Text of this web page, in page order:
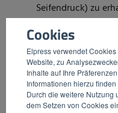
Cookies
Elpress verwendet
Website, zu
Inhalte auf Ihre
Informationen hierzu
Durch die weitere Nutzung
dem Setzen von Cookies
Seifendruck) zu
Wartung auf der
Nutzung zu planen
eLink funktioniert über
kann zur zentralen